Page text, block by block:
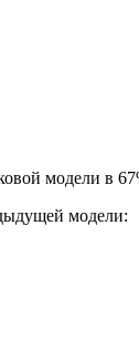
модели в
модели: